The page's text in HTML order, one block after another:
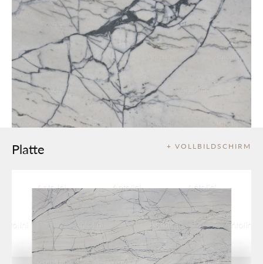
+ VOLLBILDSCHIRM
Platte